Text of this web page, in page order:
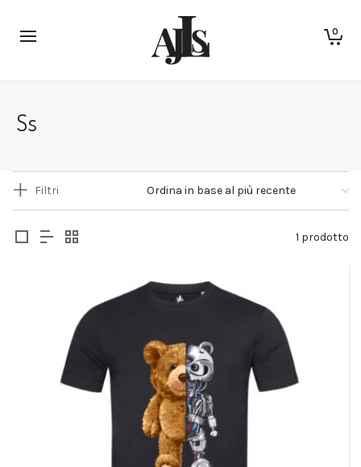
0
Ss
Filtri
1 prodotto